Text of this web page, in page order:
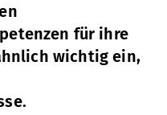
für ihre
wichtig ein,